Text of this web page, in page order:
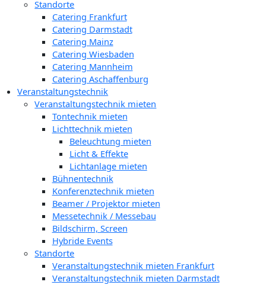
Standorte
Catering Frankfurt
Catering Darmstadt
Catering Mainz
Catering Wiesbaden
Catering Mannheim
Catering Aschaffenburg
Veranstaltungstechnik
Veranstaltungstechnik mieten
Tontechnik mieten
Lichttechnik mieten
Beleuchtung mieten
Licht & Effekte
Lichtanlage mieten
Bühnentechnik
Konferenztechnik mieten
Beamer / Projektor mieten
Messetechnik / Messebau
Bildschirm, Screen
Hybride Events
Standorte
Veranstaltungstechnik mieten Frankfurt
Veranstaltungstechnik mieten Darmstadt